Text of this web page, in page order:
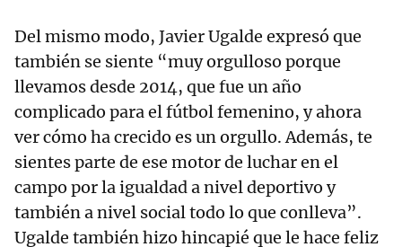
Del mismo modo, Javier Ugalde expresó que
también se siente “muy orgulloso porque
llevamos desde 2014, que fue un año
complicado para el fútbol femenino, y ahora
ver cómo ha crecido es un orgullo. Además, te
sientes parte de ese motor de luchar en el
campo por la igualdad a nivel deportivo y
también a nivel social todo lo que conlleva”.
Ugalde también hizo hincapié que le hace feliz